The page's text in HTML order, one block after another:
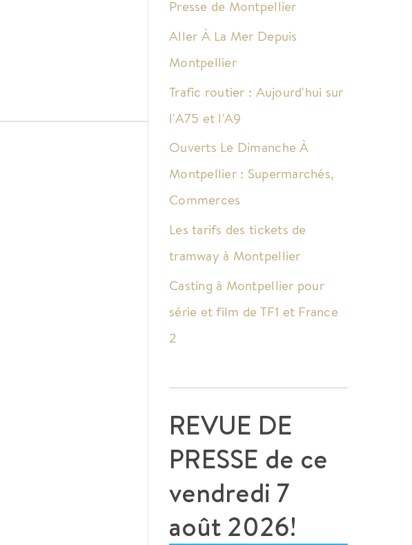
Presse de Montpellier
Aller À La Mer Depuis
Montpellier
Trafic routier : Aujourd'hui sur
l'A75 et l'A9
Ouverts Le Dimanche À
Montpellier : Supermarchés,
Commerces
Les tarifs des tickets de
tramway à Montpellier
Casting à Montpellier pour
série et film de TF1 et France
2
REVUE DE
PRESSE de ce
vendredi 7
août 2026!